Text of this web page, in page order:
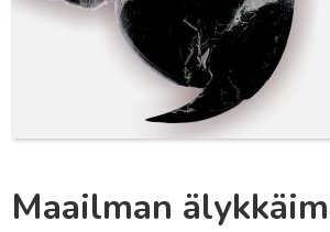
Maailman